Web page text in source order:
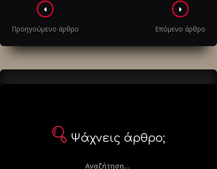
Πλοήγηση
στα
άρθρα
Προηγούμενο άρθρο Επόμενο άρθρο
Ψάχνεις άρθρο;